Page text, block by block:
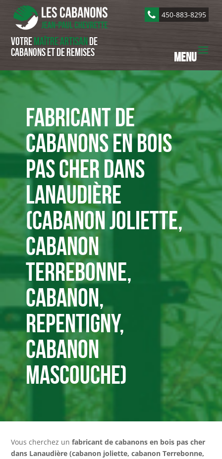
450-883-8295
Votremaître artisande
cabanons et de remises
Fabricant de
cabanons en bois
pas cher dans
Lanaudière
(cabanon joliette,
cabanon
Terrebonne,
cabanon,
Repentigny,
cabanon
Mascouche)
Vous cherchez unfabricant de cabanons en bois pas cher
dans Lanaudière (cabanon joliette, cabanon Terrebonne,